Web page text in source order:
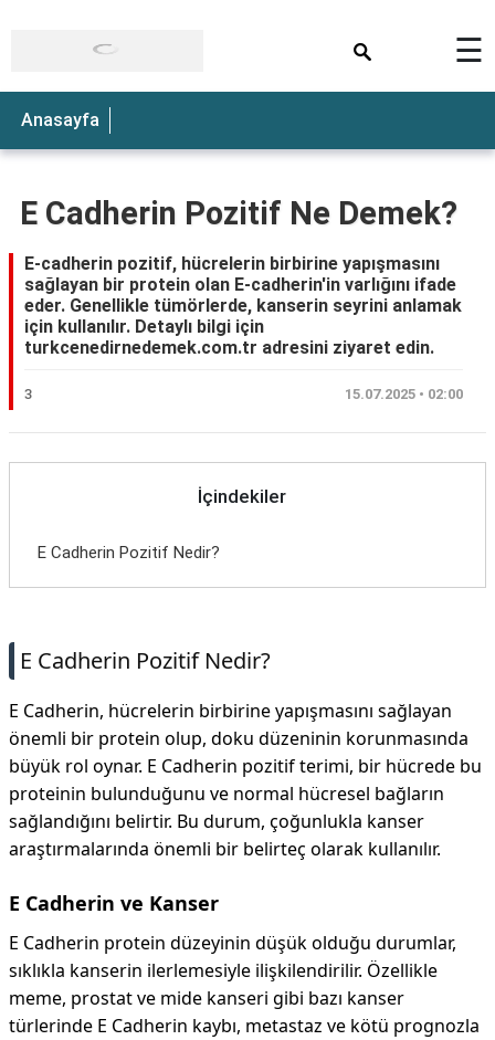
☰
Anasayfa
E Cadherin Pozitif Ne Demek?
E-cadherin pozitif, hücrelerin birbirine yapışmasını
sağlayan bir protein olan E-cadherin'in varlığını ifade
eder. Genellikle tümörlerde, kanserin seyrini anlamak
için kullanılır. Detaylı bilgi için
turkcenedirnedemek.com.tr adresini ziyaret edin.
3 15.07.2025 • 02:00
İçindekiler
E Cadherin Pozitif Nedir?
E Cadherin Pozitif Nedir?
E Cadherin, hücrelerin birbirine yapışmasını sağlayan
önemli bir protein olup, doku düzeninin korunmasında
büyük rol oynar. E Cadherin pozitif terimi, bir hücrede bu
proteinin bulunduğunu ve normal hücresel bağların
sağlandığını belirtir. Bu durum, çoğunlukla kanser
araştırmalarında önemli bir belirteç olarak kullanılır.
E Cadherin ve Kanser
E Cadherin protein düzeyinin düşük olduğu durumlar,
sıklıkla kanserin ilerlemesiyle ilişkilendirilir. Özellikle
meme, prostat ve mide kanseri gibi bazı kanser
türlerinde E Cadherin kaybı, metastaz ve kötü prognozla